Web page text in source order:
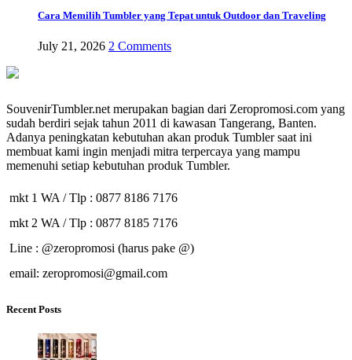
Cara Memilih Tumbler yang Tepat untuk Outdoor dan Traveling
July 21, 2026 2 Comments
SouvenirTumbler.net merupakan bagian dari Zeropromosi.com yang
sudah berdiri sejak tahun 2011 di kawasan Tangerang, Banten.
Adanya peningkatan kebutuhan akan produk Tumbler saat ini
membuat kami ingin menjadi mitra terpercaya yang mampu
memenuhi setiap kebutuhan produk Tumbler.
mkt 1 WA / Tlp : 0877 8186 7176
mkt 2 WA / Tlp : 0877 8185 7176
Line : @zeropromosi (harus pake @)
email: zeropromosi@gmail.com
Recent Posts